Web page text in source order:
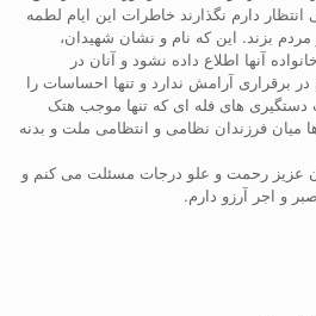
دارم نگذارند خاطرات این ایام لطمه
مردم بزند. این که نام و نشان شهیدان،
آنها اطلاع داده نشود و آنان در
برقراری آرامش ندارد و تنها احساسات را
های فله ای که تنها موجب هتک
میان فرزندان نظامی و انتظامی ملت و بدنه
عزیز رحمت و علو درجات مسئلت می کنم و
و اجر آرزو دارم.